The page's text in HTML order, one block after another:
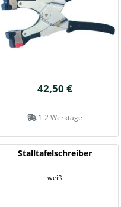
42,50 €
1-2 Werktage
Stalltafelschreiber
weiß